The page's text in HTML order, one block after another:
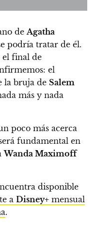
deAgatha
podría tratar de él.
el final de
el
la bruja de Salem
más y nada
poco más acerca
fundamental en
Wanda Maximoff
disponible
a Disney+ mensual
.